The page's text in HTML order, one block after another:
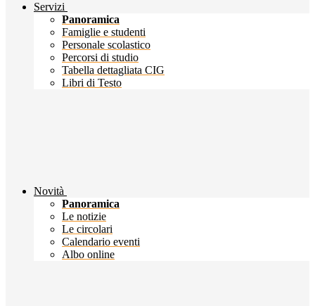
Servizi
Panoramica
Famiglie e studenti
Personale scolastico
Percorsi di studio
Tabella dettagliata CIG
Libri di Testo
Novità
Panoramica
Le notizie
Le circolari
Calendario eventi
Albo online